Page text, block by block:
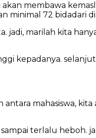
membawa
minimal 72 bidadari di
jadi, marilah kita
kepadanya.
mahasiswa,
terlalu heboh.